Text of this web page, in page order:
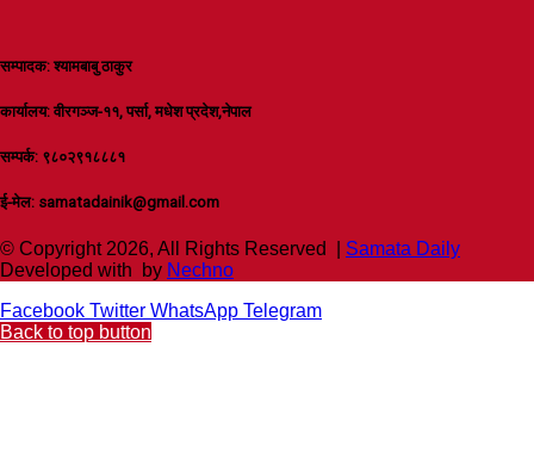
सम्पादक: श्यामबाबु ठाकुर
कार्यालय: वीरगञ्ज-११, पर्सा, मधेश प्रदेश,नेपाल
सम्पर्क: ९८०२९१८८८१
ई-मेल: samatadainik@gmail.com
© Copyright 2026, All Rights Reserved | Samata Daily
Developed with
by Nechno
Facebook Twitter WhatsApp Telegram
Back to top button